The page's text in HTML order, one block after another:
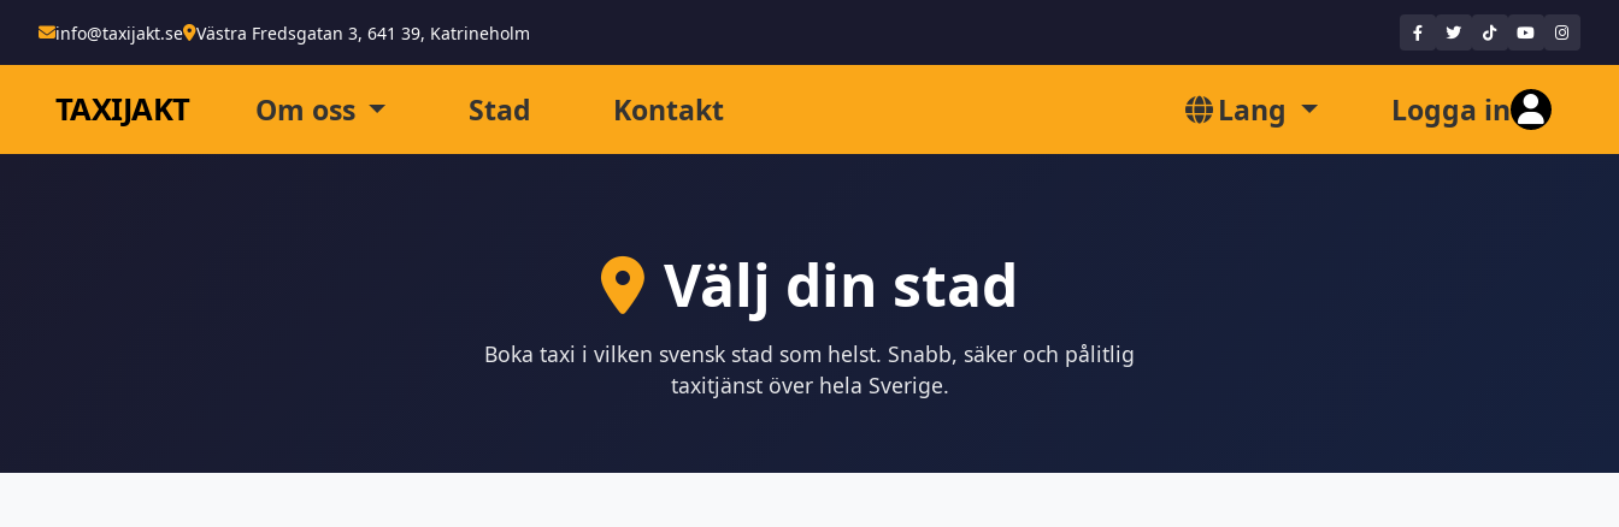
info@taxijakt.se Västra Fredsgatan 3, 641 39, Katrineholm
TAXIJAKT Om oss Stad Kontakt Lang Logga in
Välj din stad
Boka taxi i vilken svensk stad som helst. Snabb, säker och pålitlig
taxitjänst över hela Sverige.